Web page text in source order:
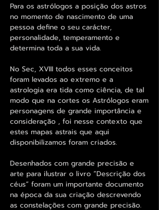
Para os astrólogos a posição dos astros
no momento de nascimento de uma
pessoa define o seu carácter,
personalidade, temperamento e
determina toda a sua vida.
No Sec, XVIII todos esses conceitos
foram levados ao extremo e a
astrologia era tida como ciência, de tal
modo que na cortes os Astrólogos eram
personagens de grande importância e
consideração , foi nesse contexto que
estes mapas astrais que aqui
disponibilizamos foram criados.
Desenhados com grande precisão e
arte para ilustrar o livro “Descrição dos
céus” foram um importante documento
na época da sua criação descrevendo
as constelações com grande precisão.